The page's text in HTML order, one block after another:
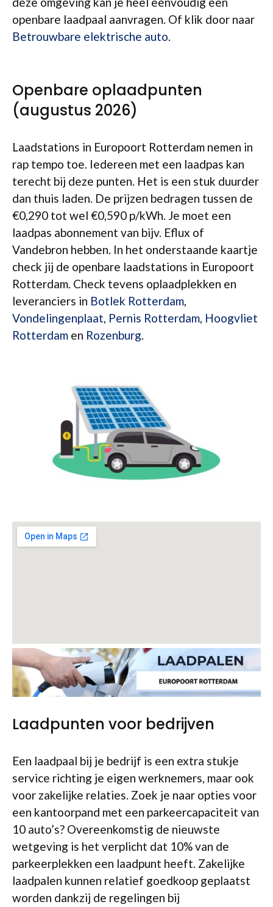
openbare laadpaal aanvragen. Of klik door naar
Betrouwbare elektrische auto.
Openbare oplaadpunten
(augustus 2026)
Laadstations in Europoort Rotterdam nemen in
rap tempo toe. Iedereen met een laadpas kan
terecht bij deze punten. Het is een stuk duurder
dan thuis laden. De prijzen bedragen tussen de
€0,290 tot wel €0,590 p/kWh. Je moet een
laadpas abonnement van bijv. Eflux of
Vandebron hebben. In het onderstaande kaartje
check jij de openbare laadstations in Europoort
Rotterdam. Check tevens oplaadplekken en
leveranciers in Botlek Rotterdam,
Vondelingenplaat, Pernis Rotterdam, Hoogvliet
Rotterdam en Rozenburg.
Laadpunten voor bedrijven
Een laadpaal bij je bedrijf is een extra stukje
service richting je eigen werknemers, maar ook
voor zakelijke relaties. Zoek je naar opties voor
een kantoorpand met een parkeercapaciteit van
10 auto’s? Overeenkomstig de nieuwste
wetgeving is het verplicht dat 10% van de
parkeerplekken een laadpunt heeft. Zakelijke
laadpalen kunnen relatief goedkoop geplaatst
worden dankzij de regelingen bij